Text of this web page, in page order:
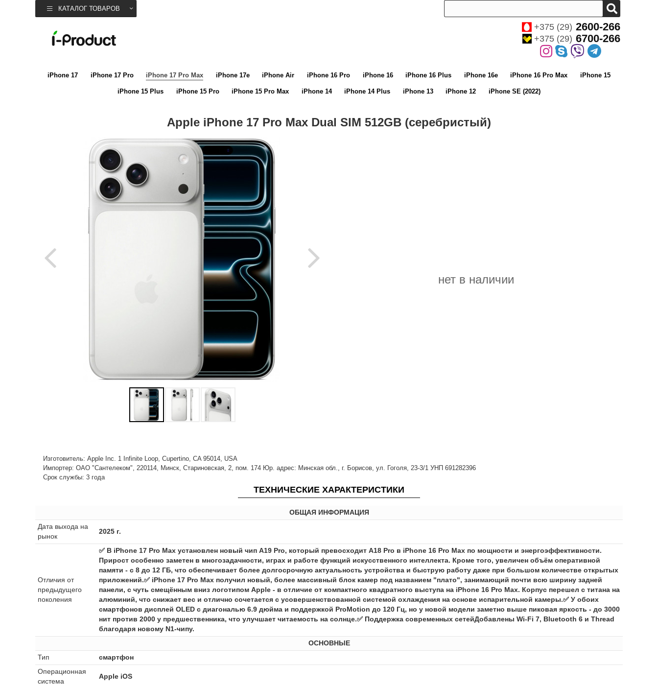
КАТАЛОГ ТОВАРОВ
+375 (29) 2600-266
+375 (29) 6700-266
iPhone 17 iPhone 17 Pro iPhone 17 Pro Max iPhone 17e iPhone Air iPhone 16 Pro iPhone 16 iPhone 16 Plus iPhone 16e iPhone 16 Pro Max iPhone 15
iPhone 15 Plus iPhone 15 Pro iPhone 15 Pro Max iPhone 14 iPhone 14 Plus iPhone 13 iPhone 12 iPhone SE (2022)
Apple iPhone 17 Pro Max Dual SIM 512GB (серебристый)
нет в наличии
Изготовитель: Apple Inc. 1 Infinite Loop, Cupertino, CA 95014, USA
Импортер: ОАО "Сантелеком", 220114, Минск, Стариновская, 2, пом. 174 Юр. адрес: Минская обл., г. Борисов, ул. Гоголя, 23-3/1 УНП 691282396
Срок службы: 3 года
ТЕХНИЧЕСКИЕ ХАРАКТЕРИСТИКИ
ОБЩАЯ ИНФОРМАЦИЯ
Дата выхода на
рынок
2025 г.
Отличия от
предыдущего
поколения
✅ В iPhone 17 Pro Max установлен новый чип A19 Pro, который превосходит A18 Pro в iPhone 16 Pro Max по мощности и энергоэффективности.
Прирост особенно заметен в многозадачности, играх и работе функций искусственного интеллекта. Кроме того, увеличен объём оперативной
памяти - с 8 до 12 ГБ, что обеспечивает более долгосрочную актуальность устройства и быструю работу даже при большом количестве открытых
приложений.✅ iPhone 17 Pro Max получил новый, более массивный блок камер под названием "плато", занимающий почти всю ширину задней
панели, с чуть смещённым вниз логотипом Apple - в отличие от компактного квадратного выступа на iPhone 16 Pro Max. Корпус перешел с титана на
алюминий, что снижает вес и отлично сочетается с усовершенствованной системой охлаждения на основе испарительной камеры.✅ У обоих
смартфонов дисплей OLED с диагональю 6.9 дюйма и поддержкой ProMotion до 120 Гц, но у новой модели заметно выше пиковая яркость - до 3000
нит против 2000 у предшественника, что улучшает читаемость на солнце.✅ Поддержка современных сетейДобавлены Wi-Fi 7, Bluetooth 6 и Thread
благодаря новому N1-чипу.
ОСНОВНЫЕ
Тип
смартфон
Операционная
система
Apple iOS